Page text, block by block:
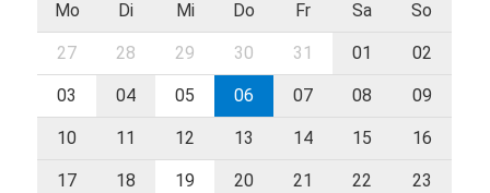
Mo Di Mi Do Fr Sa So
27 28 29 30 31 01 02
03 04 05 06 07 08 09
10 11 12 13 14 15 16
17 18 19 20 21 22 23